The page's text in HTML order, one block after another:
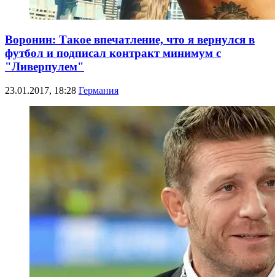
Воронин: Такое впечатление, что я вернулся в
футбол и подписал контракт минимум с
"Ливерпулем"
23.01.2017, 18:28 Германия